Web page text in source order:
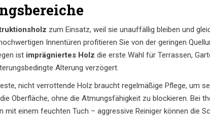
zum Einsatz, weil sie unauffällig bleiben und
Innentüren profitieren Sie von der geringen
ist imprägniertes Holz die erste Wahl für Terrassen,
Alterung verzögert.
nicht verrottende Holz braucht regelmäßige Pflege, um
Oberfläche, ohne die Atmungsfähigkeit zu blockieren. Bei
einem feuchten Tuch – aggressive Reiniger können die